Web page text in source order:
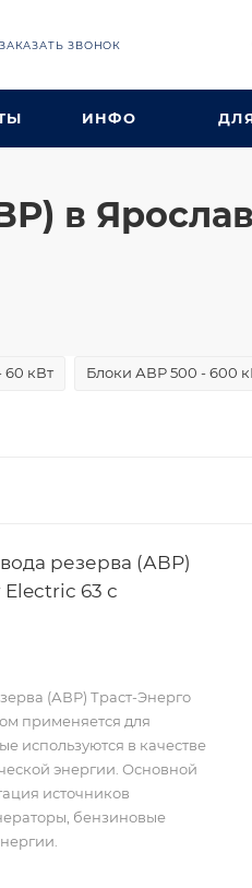
ЗАКАЗАТЬ ЗВОНОК
ИНФО
в
60 кВт Блоки АВР 500 - 600
резерва (АВР)
63 с
(АВР) Траст-Энерго
применяется для
используются в качестве
энергии. Основной
источников
бензиновые